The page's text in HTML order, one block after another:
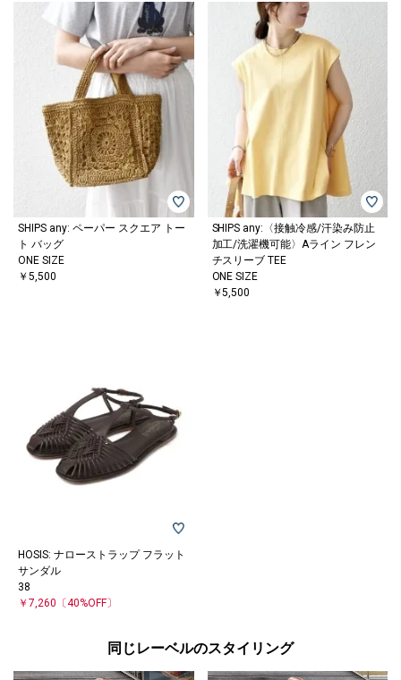
SHIPS any: ペーパー スクエア トー
ト バッグ
ONE SIZE
￥5,500
SHIPS any:〈接触冷感/汗染み防止
加工/洗濯機可能〉Aライン フレン
チスリーブ TEE
ONE SIZE
￥5,500
HOSIS: ナローストラップ フラット
サンダル
38
￥7,260 〔40%OFF〕
同じレーベルのスタイリング